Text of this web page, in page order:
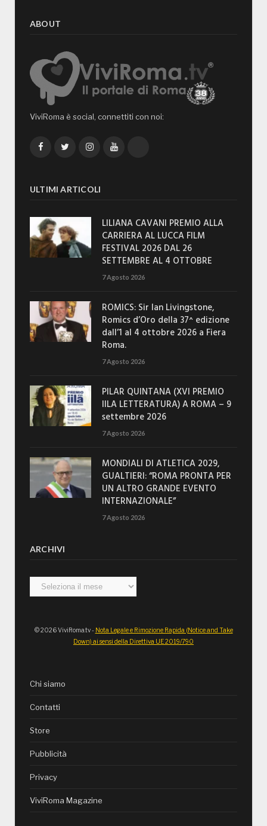
ABOUT
ViviRoma è social, connettiti con noi:
FacebookTwitterInstagramYouTube
ULTIMI ARTICOLI
LILIANA CAVANI PREMIO ALLA
CARRIERA AL LUCCA FILM
FESTIVAL 2026 DAL 26
SETTEMBRE AL 4 OTTOBRE
7 Agosto 2026
ROMICS: Sir Ian Livingstone,
Romics d’Oro della 37^ edizione
dall’1 al 4 ottobre 2026 a Fiera
Roma.
7 Agosto 2026
PILAR QUINTANA (XVI PREMIO
IILA LETTERATURA) A ROMA – 9
settembre 2026
7 Agosto 2026
MONDIALI DI ATLETICA 2029,
GUALTIERI: “ROMA PRONTA PER
UN ALTRO GRANDE EVENTO
INTERNAZIONALE”
7 Agosto 2026
ARCHIVI
Archivi
© 2026 ViviRoma.tv - Nota Legale e Rimozione Rapida (Notice and Take
Down) ai sensi della Direttiva UE 2019/790
Chi siamo
Contatti
Store
Pubblicità
Privacy
ViviRoma Magazine